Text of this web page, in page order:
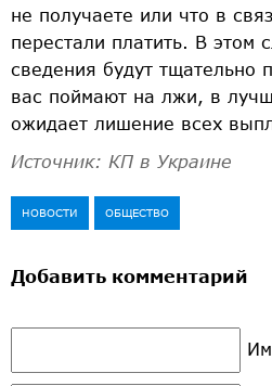
не получаете или что в
перестали платить. В этом
сведения будут тщательно
вас поймают на лжи, в
ожидает лишение всех
Источник: КП в Украине
НОВОСТИ ОБЩЕСТВО
Добавить комментарий